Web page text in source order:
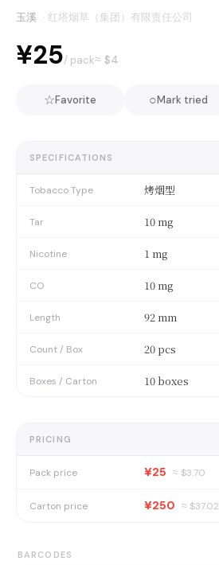
玉溪 · 红塔烟草（集团）有限责任公司
¥25/ pack≈ $4
☆Favorite ○Mark tried
SPECIFICATIONS
Tobacco Type 烤烟型
Tar 10 mg
Nicotine 1 mg
CO 10 mg
Length 92 mm
Count / Box 20 pcs
Boxes / Carton 10 boxes
PRICING
Pack price ¥25 ≈ $3.70
Carton price ¥250 ≈ $37.02
BARCODES